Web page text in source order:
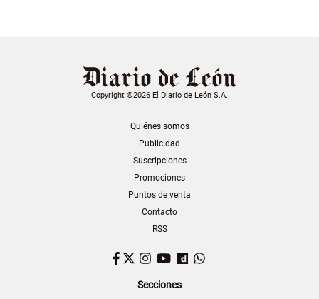
Copyright ©2026 El Diario de León S.A.
Quiénes somos
Publicidad
Suscripciones
Promociones
Puntos de venta
Contacto
RSS
Facebook
TwitterInstagram
YouTubeDailymotion
Secciones